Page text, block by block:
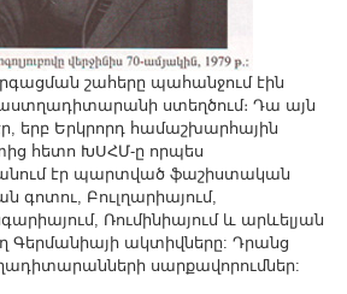
շահերը պահանջում էին
ստեղծում։ Դա այն
երբ Երկրորդ համաշխարհային
հետո ԽՍՀՄ-ը որպես
էր պարտված ֆաշիստական
գոտու, Բուլղարիայում,
Ռումինիայում և արևելյան
Գերմանիայի ակտիվները: Դրանց
սարքավորումներ: